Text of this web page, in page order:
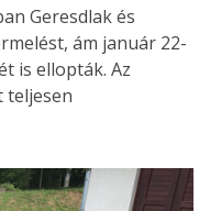
Geresdlak és
ám január 22-
is ellopták. Az